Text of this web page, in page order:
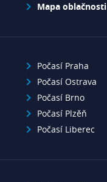
Mapa oblačnosti
Počasí Praha
Počasí Ostrava
Počasí Brno
Počasí Plzěň
Počasí Liberec